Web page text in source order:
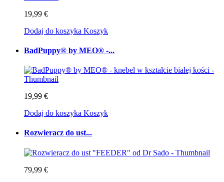
19,99 €
Dodaj do koszyka Koszyk
BadPuppy® by MEO® -...
19,99 €
Dodaj do koszyka Koszyk
Rozwieracz do ust...
79,99 €